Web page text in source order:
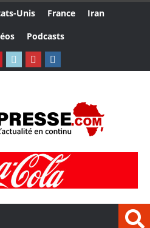
Unis France
Iran
Podcasts